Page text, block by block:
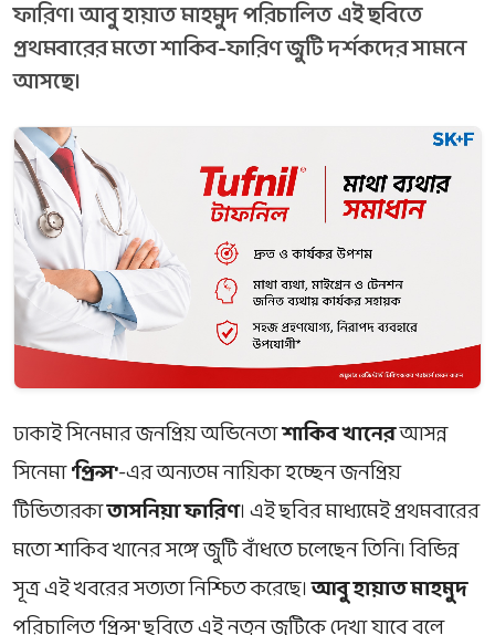
ফারিণ। আবু হায়াত মাহমুদ পরিচালিত এই ছবিতে
প্রথমবারের মতো শাকিব-ফারিণ জুটি দর্শকদের সামনে
আসছে।
ঢাকাই সিনেমার জনপ্রিয় অভিনেতাশাকিব খানেরআসন্ন
সিনেমা'প্রিন্স'-এর অন্যতম নায়িকা হচ্ছেন জনপ্রিয়
টিভিতারকাতাসনিয়া ফারিণ। এই ছবির মাধ্যমেই প্রথমবারের
মতো শাকিব খানের সঙ্গে জুটি বাঁধতে চলেছেন তিনি। বিভিন্ন
সূত্র এই খবরের সত্যতা নিশ্চিত করেছে।আবু হায়াত মাহমুদ